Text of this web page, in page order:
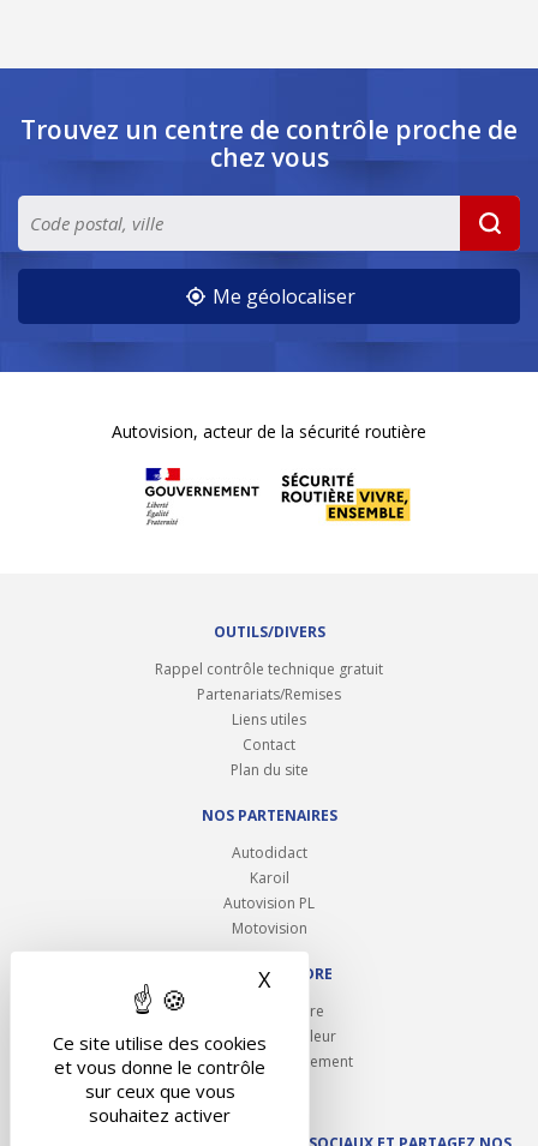
Ce site utilise des cookies
et vous donne le contrôle
sur ceux que vous
souhaitez activer
X Masquer le bandeau des
Trouvez un centre de contrôle proche de
chez vous
Me géolocaliser
Autovision, acteur de la sécurité routière
OUTILS/DIVERS
Rappel contrôle technique gratuit
Partenariats/Remises
Liens utiles
Contact
Plan du site
NOS PARTENAIRES
Autodidact
Karoil
Autovision PL
Motovision
NOUS REJOINDRE
Ouvrir un centre
Devenez contrôleur
Carrières et recrutement